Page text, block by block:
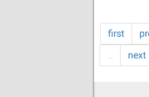
first
…
next